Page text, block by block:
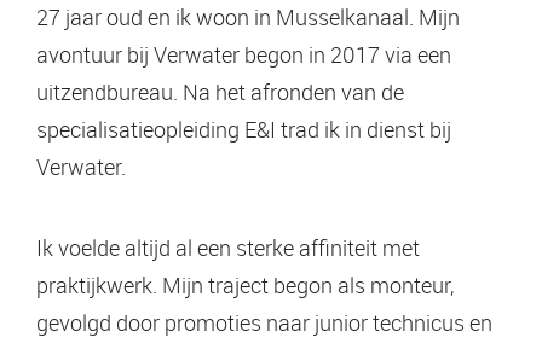
27 jaar oud en ik woon in Musselkanaal. Mijn
avontuur bij Verwater begon in 2017 via een
uitzendbureau. Na het afronden van de
specialisatieopleiding E&I trad ik in dienst bij
Verwater.
Ik voelde altijd al een sterke affiniteit met
praktijkwerk. Mijn traject begon als monteur,
gevolgd door promoties naar junior technicus en